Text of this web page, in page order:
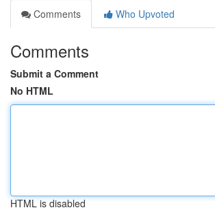
Comments
Who Upvoted
Comments
Submit a Comment
No HTML
HTML is disabled